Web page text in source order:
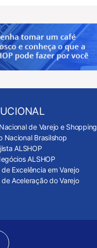
de Varejo e Shopping
Nacional Brasilshop
ALSHOP
ALSHOP
Excelência em Varejo
Aceleração do Varejo